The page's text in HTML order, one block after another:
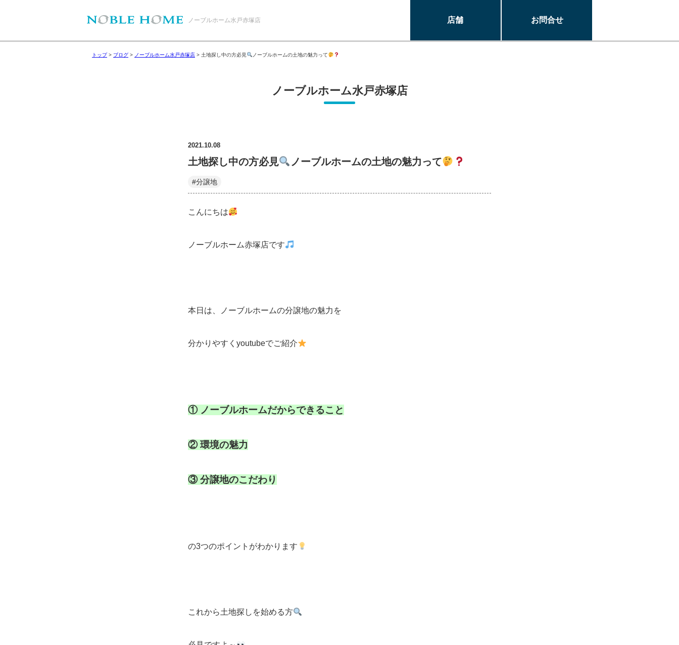
ノーブルホーム水戸赤塚店 店舗 お問合せ
トップ> ブログ > ノーブルホーム水戸赤塚店 > 土地探し中の方必見 ノーブルホームの土地の魅力って
ノーブルホーム水戸赤塚店
2021.10.08
土地探し中の方必見 ノーブルホームの土地の魅力って
#分譲地
こんにちは
ノーブルホーム赤塚店です
本日は、ノーブルホームの分譲地の魅力を
分かりやすくyoutubeでご紹介
① ノーブルホームだからできること
②環境の魅力
③分譲地のこだわり
の3つのポイントがわかります
これから土地探しを始める方